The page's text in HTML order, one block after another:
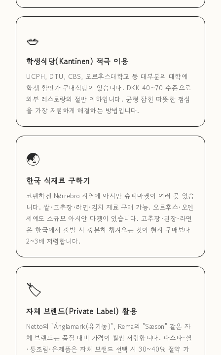
🥗
학생식당(Kantinen) 적극 이용
UCPH, DTU, CBS, 오르후스대학교 등 대부분의 대학에
학생 할인가 구내식당이 있습니다. DKK 40~70 수준으로
외부 레스토랑의 절반 이하입니다. 균형 잡힌 따뜻한 점심
을 가장 저렴하게 해결하는 방법입니다.
🌏
한국 식재료 구하기
코펜하겐 Nørrebro 지역에 아시안 슈퍼마켓이 여러 곳 있습
니다. 쌀·고추장·라면·김치 재료 구매 가능. 오르후스·오덴
세에도 소규모 아시안 마켓이 있습니다. 고추장·된장·라면
은 한국에서 출발 시 충분히 챙겨오는 것이 현지 구매보다
2~3배 저렴합니다.
🏷
자체 브랜드(Private Label) 활용
Netto의 "Änglamark(유기농)", Rema의 "Sæson" 같은 자
체 브랜드는 품질 대비 가격이 훨씬 저렴합니다. 파스타·쌀
·통조림·유제품은 자체 브랜드 선택 시 30~40% 절약 가